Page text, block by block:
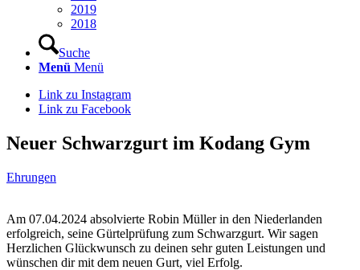
2019
2018
Suche
Menü Menü
Link zu Instagram
Link zu Facebook
Neuer Schwarzgurt im Kodang Gym
Ehrungen
Am 07.04.2024 absolvierte Robin Müller in den Niederlanden
erfolgreich, seine Gürtelprüfung zum Schwarzgurt. Wir sagen
Herzlichen Glückwunsch zu deinen sehr guten Leistungen und
wünschen dir mit dem neuen Gurt, viel Erfolg.